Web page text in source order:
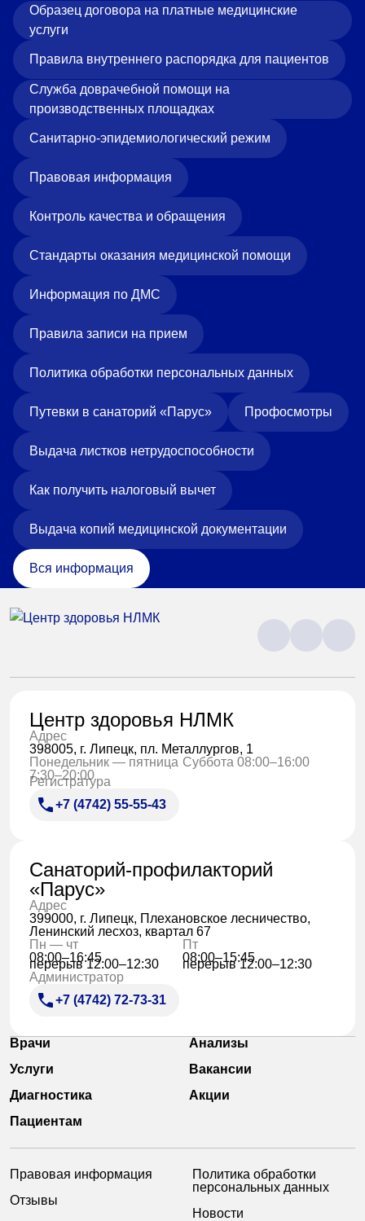
Образец договора на платные медицинские
услуги
Правила внутреннего распорядка для пациентов
Служба доврачебной помощи на
производственных площадках
Санитарно-эпидемиологический режим
Правовая информация
Контроль качества и обращения
Стандарты оказания медицинской помощи
Информация по ДМС
Правила записи на прием
Политика обработки персональных данных
Путевки в санаторий «Парус» Профосмотры
Выдача листков нетрудоспособности
Как получить налоговый вычет
Выдача копий медицинской документации
Вся информация
Центр здоровья НЛМК
Адрес
398005, г. Липецк, пл. Металлургов, 1
Понедельник — пятница
7:30–20:00
Суббота 08:00–16:00
Регистратура
+7 (4742) 55-55-43
Санаторий-профилакторий
«Парус»
Адрес
399000, г. Липецк, Плехановское лесничество,
Ленинский лесхоз, квартал 67
Пн — чт
08:00–16:45
перерыв 12:00–12:30
Пт
08:00–15:45
перерыв 12:00–12:30
Администратор
+7 (4742) 72-73-31
Врачи
Анализы
Услуги
Вакансии
Диагностика
Акции
Пациентам
Правовая информация
Отзывы
Политика обработки
персональных данных
Новости